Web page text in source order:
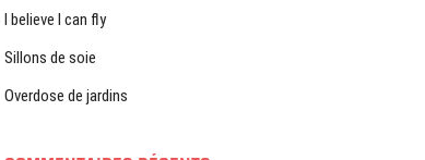
I believe I can fly
Sillons de soie
Overdose de jardins